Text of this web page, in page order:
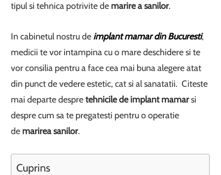
tipul si tehnica potrivite de marire a sanilor.
In cabinetul nostru de implant mamar din Bucuresti,
medicii te vor intampina cu o mare deschidere si te
vor consilia pentru a face cea mai buna alegere atat
din punct de vedere estetic, cat si al sanatatii. Citeste
mai departe despretehnicile de implant mamarsi
despre cum sa te pregatesti pentru o operatie
de marirea sanilor.
Cuprins